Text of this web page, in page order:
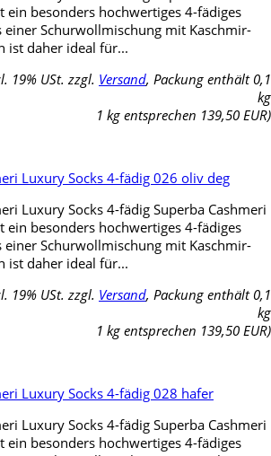
ein besonders hochwertiges 4-fädiges
einer Schurwollmischung mit Kaschmir-
ist daher ideal für...
19% USt. zzgl. Versand, Packung enthält 0,1
kg
1 kg entsprechen 139,50 EUR)
Luxury Socks 4-fädig 026 oliv deg
Luxury Socks 4-fädig Superba Cashmeri
ein besonders hochwertiges 4-fädiges
einer Schurwollmischung mit Kaschmir-
ist daher ideal für...
19% USt. zzgl. Versand, Packung enthält 0,1
kg
1 kg entsprechen 139,50 EUR)
Luxury Socks 4-fädig 028 hafer
Luxury Socks 4-fädig Superba Cashmeri
ein besonders hochwertiges 4-fädiges